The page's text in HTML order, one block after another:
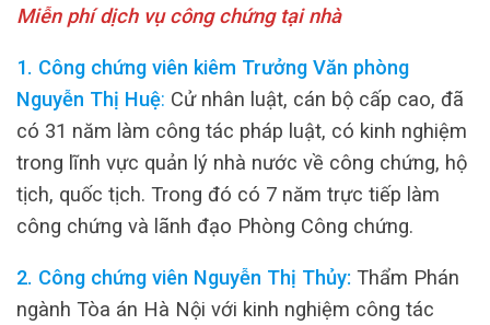
Miễn phí dịch vụ công chứng tại nhà
1. Công chứng viên kiêm Trưởng Văn phòng
Nguyễn Thị Huệ: Cử nhân luật, cán bộ cấp cao, đã
có 31 năm làm công tác pháp luật, có kinh nghiệm
trong lĩnh vực quản lý nhà nước về công chứng, hộ
tịch, quốc tịch. Trong đó có 7 năm trực tiếp làm
công chứng và lãnh đạo Phòng Công chứng.
2. Công chứng viên Nguyễn Thị Thủy: Thẩm Phán
ngành Tòa án Hà Nội với kinh nghiệm công tác